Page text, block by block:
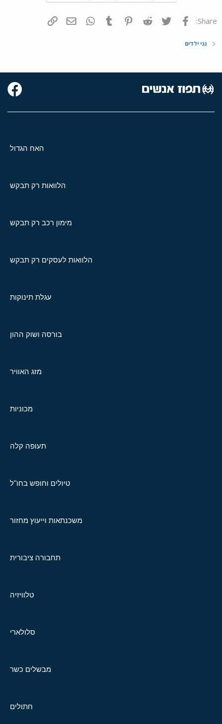
Share: פייסבוק Twitter
Reddit
Pinterest
Tumblr
WhatsAppדואר אלקטרוני
גני ילדים
האח הגדול
הלוואות רק תבקש
מימון רכב רק תבקש
הלוואות לעסקים רק תבקש
עגלת תינוקות
בורסה ושוק ההון
מזג האוויר
מכוניות
תעופה קלה
טיולים וחופש בחו"ל
משכנתאות וייעוץ מחזור
תחבורה ציבורית
טלוויזיה
סלולארי
מבשלים כשר
חתולים